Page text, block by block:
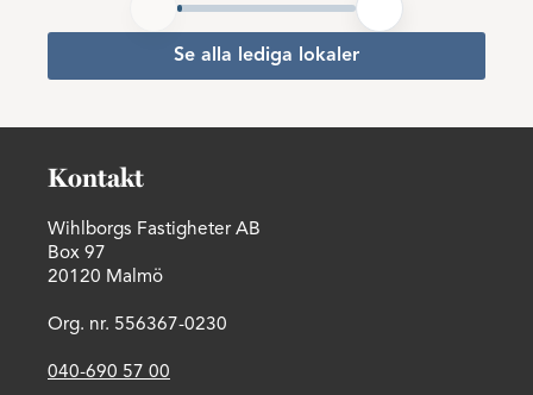
Se alla lediga lokaler
Kontakt
Wihlborgs Fastigheter AB
Box 97
20120 Malmö
Org. nr. 556367-0230
040-690 57 00